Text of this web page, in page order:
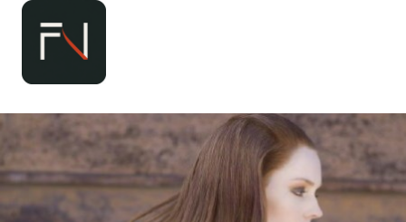
Zum
springen